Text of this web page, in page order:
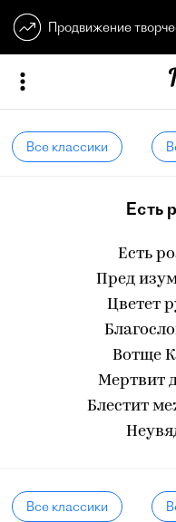
Продвижение
Все классики
Есть
Есть
Пред
Цветет
Вотще
Мертвит
Блестит
Все классики